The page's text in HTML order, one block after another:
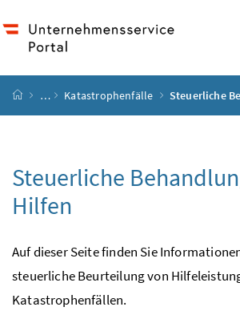
Startseite
… Katastrophenfälle Steuerliche
Steuerliche
Hilfen
Auf dieser Seite finden Sie
steuerliche Beurteilung von
Katastrophenfällen.